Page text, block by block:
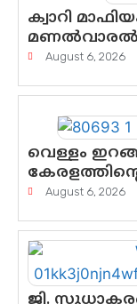
ക്വാറി
മണൽവാരൽ
സർക്കാർ
August 6, 2026
വെള്ളം
August 6, 2026